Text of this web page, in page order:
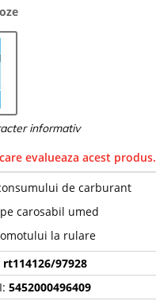
evalueaza acest produs.
rt114126/97928
5452000496409